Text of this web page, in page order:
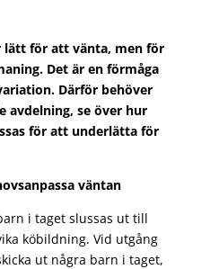
lätt för att vänta, men för
Det är en förmåga
Därför behöver
avdelning, se över hur
för att underlätta för
väntan
i taget slussas ut till
köbildning. Vid utgång
ut några barn i taget,